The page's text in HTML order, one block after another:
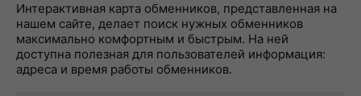
Интерактивная карта обменников, представленная на
нашем сайте, делает поиск нужных обменников
максимально комфортным и быстрым. На ней
доступна полезная для пользователей информация:
адреса и время работы обменников.